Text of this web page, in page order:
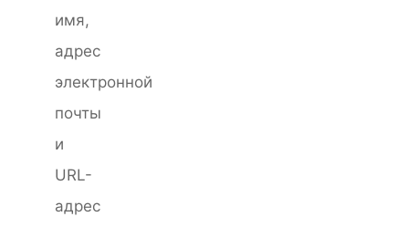
имя,
адрес
электронной
почты
и
URL-
адрес